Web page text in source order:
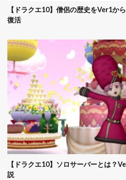
【ドラクエ10】僧侶の歴史をVer1か
復活
【ドラクエ10】ソロサーバーとは？
説